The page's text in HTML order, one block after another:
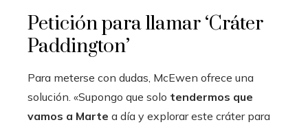
Petición para llamar ‘Cráter
Paddington’
Para meterse con dudas, McEwen ofrece una
solución. «Supongo que solo tendermos que
vamos a Marte a día y explorar este cráter para